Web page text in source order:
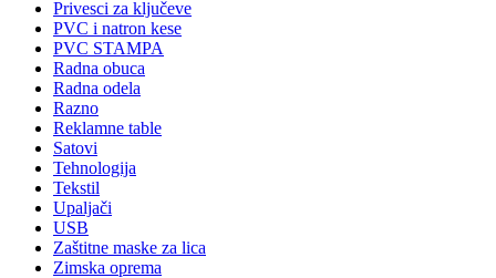
Privesci za ključeve
PVC i natron kese
PVC STAMPA
Radna obuca
Radna odela
Razno
Reklamne table
Satovi
Tehnologija
Tekstil
Upaljači
USB
Zaštitne maske za lica
Zimska oprema